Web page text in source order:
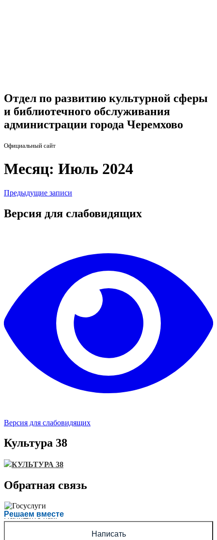
Отдел по развитию культурной сферы
и библиотечного обслуживания
администрации города Черемхово
Официальный сайт
Месяц: Июль 2024
Предыдущие записи
Версия для слабовидящих
Версия для слабовидящих
Культура 38
КУЛЬТУРА 38
Обратная связь
Решаем вместе
Есть вопрос?
Напишите нам
Написать